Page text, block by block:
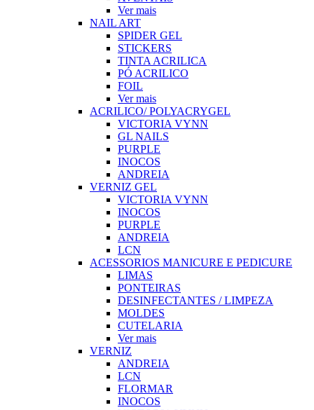
Ver mais
NAIL ART
SPIDER GEL
STICKERS
TINTA ACRILICA
PÓ ACRILICO
FOIL
Ver mais
ACRILICO/ POLYACRYGEL
VICTORIA VYNN
GL NAILS
PURPLE
INOCOS
ANDREIA
VERNIZ GEL
VICTORIA VYNN
INOCOS
PURPLE
ANDREIA
LCN
ACESSORIOS MANICURE E PEDICURE
LIMAS
PONTEIRAS
DESINFECTANTES / LIMPEZA
MOLDES
CUTELARIA
Ver mais
VERNIZ
ANDREIA
LCN
FLORMAR
INOCOS